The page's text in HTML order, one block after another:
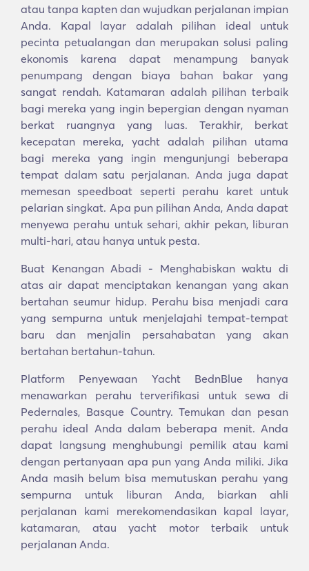
atau tanpa kapten dan wujudkan perjalanan impian
Anda. Kapal layar adalah pilihan ideal untuk
pecinta petualangan dan merupakan solusi paling
ekonomis karena dapat menampung banyak
penumpang dengan biaya bahan bakar yang
sangat rendah. Katamaran adalah pilihan terbaik
bagi mereka yang ingin bepergian dengan nyaman
berkat ruangnya yang luas. Terakhir, berkat
kecepatan mereka, yacht adalah pilihan utama
bagi mereka yang ingin mengunjungi beberapa
tempat dalam satu perjalanan. Anda juga dapat
memesan speedboat seperti perahu karet untuk
pelarian singkat. Apa pun pilihan Anda, Anda dapat
menyewa perahu untuk sehari, akhir pekan, liburan
multi-hari, atau hanya untuk pesta.
Buat Kenangan Abadi - Menghabiskan waktu di
atas air dapat menciptakan kenangan yang akan
bertahan seumur hidup. Perahu bisa menjadi cara
yang sempurna untuk menjelajahi tempat-tempat
baru dan menjalin persahabatan yang akan
bertahan bertahun-tahun.
Platform Penyewaan Yacht BednBlue hanya
menawarkan perahu terverifikasi untuk sewa di
Pedernales, Basque Country. Temukan dan pesan
perahu ideal Anda dalam beberapa menit. Anda
dapat langsung menghubungi pemilik atau kami
dengan pertanyaan apa pun yang Anda miliki. Jika
Anda masih belum bisa memutuskan perahu yang
sempurna untuk liburan Anda, biarkan ahli
perjalanan kami merekomendasikan kapal layar,
katamaran, atau yacht motor terbaik untuk
perjalanan Anda.